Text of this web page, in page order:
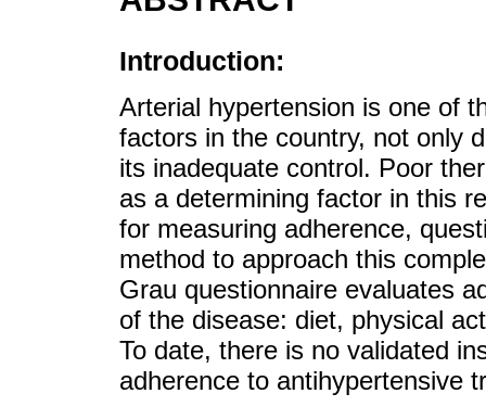
Introduction:
Arterial hypertension is one of
factors in the country, not only
its inadequate control. Poor
as a determining factor in this
for measuring adherence,
method to approach this
Grau questionnaire evaluates
of the disease: diet, physical
To date, there is no validated
adherence to antihypertensive